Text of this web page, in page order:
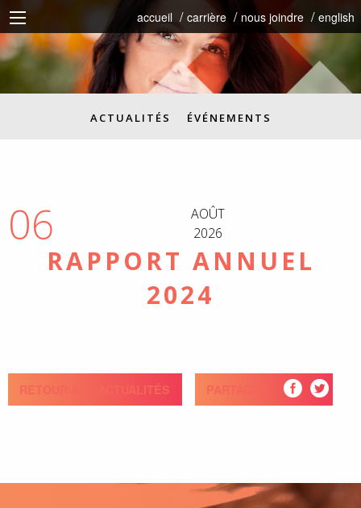
accueil carrière nous joindre english
ACTUALITÉS ÉVÉNEMENTS
06
AOÛT
2026
RAPPORT ANNUEL
2024
RETOUR AUX ACTUALITÉS PARTAGEZ